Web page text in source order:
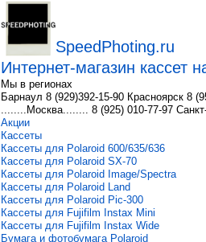
SpeedPhoting.ru
Интернет-магазин кассет
Мы в регионах
Барнаул 8 (929)392-15-90 Красноярск 8
........Москва........ 8 (925) 010-77-97
Акции
Кассеты
Кассеты для Polaroid 600/635/636
Кассеты для Polaroid SX-70
Кассеты для Polaroid Image/Spectra
Кассеты для Polaroid Land
Кассеты для Polaroid Pic-300
Кассеты для Fujifilm Instax Mini
Кассеты для Fujifilm Instax Wide
Бумага и фотобумага Polaroid